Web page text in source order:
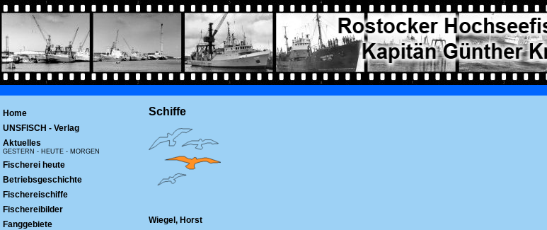
Home
UNSFISCH - Verlag
Aktuelles
GESTERN - HEUTE - MORGEN
Fischerei heute
Betriebsgeschichte
Fischereischiffe
Fischereibilder
Fanggebiete
Schiffe
Wiegel, Horst